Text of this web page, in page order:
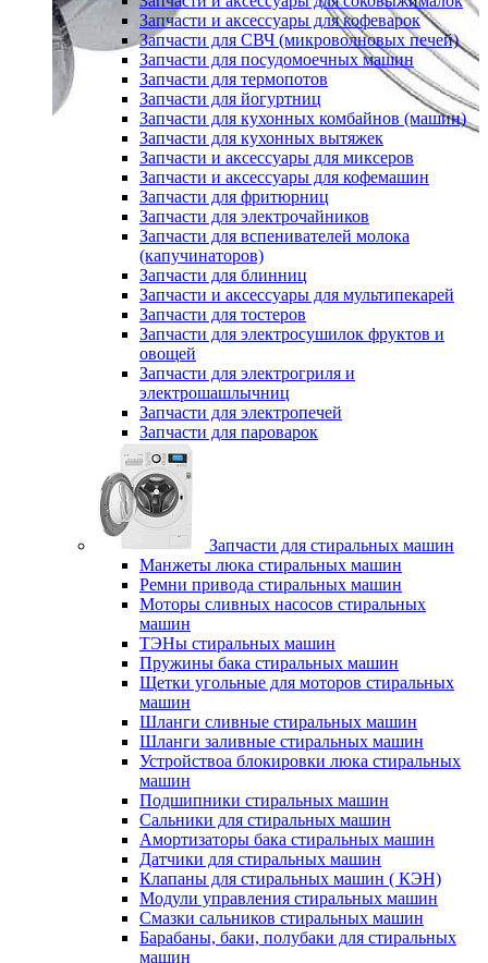
Запчасти и аксессуары для кофеварок
Запчасти для СВЧ (микроволновых печей)
Запчасти для посудомоечных машин
Запчасти для термопотов
Запчасти для йогуртниц
Запчасти для кухонных комбайнов (машин)
Запчасти для кухонных вытяжек
Запчасти и аксессуары для миксеров
Запчасти и аксессуары для кофемашин
Запчасти для фритюрниц
Запчасти для электрочайников
Запчасти для вспенивателей молока
(капучинаторов)
Запчасти для блинниц
Запчасти и аксессуары для мультипекарей
Запчасти для тостеров
Запчасти для электросушилок фруктов и
овощей
Запчасти для электрогриля и
электрошашлычниц
Запчасти для электропечей
Запчасти для пароварок
Запчасти для стиральных машин
Манжеты люка стиральных машин
Ремни привода стиральных машин
Моторы сливных насосов стиральных
машин
ТЭНы стиральных машин
Пружины бака стиральных машин
Щетки угольные для моторов стиральных
машин
Шланги сливные стиральных машин
Шланги заливные стиральных машин
Устройствоа блокировки люка стиральных
машин
Подшипники стиральных машин
Сальники для стиральных машин
Амортизаторы бака стиральных машин
Датчики для стиральных машин
Клапаны для стиральных машин ( КЭН)
Модули управления стиральных машин
Смазки сальников стиральных машин
Барабаны, баки, полубаки для стиральных
машин